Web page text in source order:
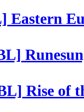
Eastern
Rise of